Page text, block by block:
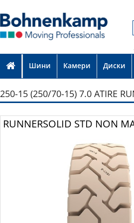
Шини Камери Диски
250-15 (250/70-15) 7.0 ATIRE
RUNNERSOLID STD NON